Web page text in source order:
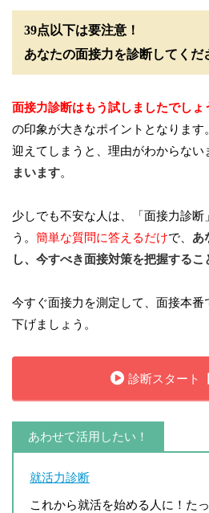
39点以下は要注意！
あなたの面接力を診断してくだ
面接力診断はもう試しましたでしょ
の印象が大きなポイントとなりま
迎えてしまうと、理由がわからない
まいます。
少しでも不安な人は、「面接力診断
う。 簡単な質問に答えるだけで、 あ
し、今すべき面接対策を把握するこ
今すぐ面接力を測定して、面接本番
下げましょう。
診断スタート
あわせて活用したい！
就活力診断
これから就活を始める人に！た